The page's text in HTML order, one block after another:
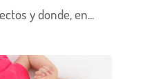
y donde, en...